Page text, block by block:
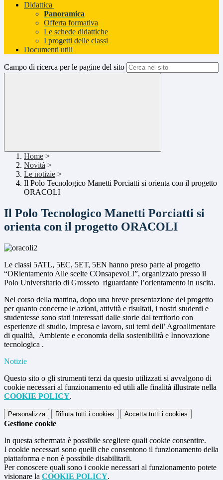
Didattica
Panoramica
Offerta formativa
Le schede didattiche
I progetti delle classi
Documenti utili
Campo di ricerca per le pagine del sito
Home >
Novità >
Le notizie >
Il Polo Tecnologico Manetti Porciatti si orienta con il progetto
ORACOLI
Il Polo Tecnologico Manetti Porciatti si
orienta con il progetto ORACOLI
Le classi 5ATL, 5EC, 5ET, 5EN hanno preso parte al progetto
“ORientamento Alle scelte COnsapevoLI”, organizzato presso il
Polo Universitario di Grosseto riguardante l’orientamento in uscita.
Nel corso della mattina, dopo una breve presentazione del progetto
per quanto concerne le azioni, attività e risultati, i nostri studenti e
studentesse sono stati interessati dalle storie dal territorio con
esperienze di studio, impresa e lavoro, sui temi dell’ Agroalimentare
di qualità, Ambiente e economia della sostenibilità e Innovazione
tecnologica .
Notizie
Questo sito o gli strumenti terzi da questo utilizzati si avvalgono di
cookie necessari al funzionamento ed utili alle finalità illustrate nella
COOKIE POLICY.
Personalizza Rifiuta tutti i cookies Accetta tutti i cookies
Gestione cookie
In questa schermata è possibile scegliere quali cookie consentire.
I cookie necessari sono quelli che consentono il funzionamento della
piattaforma e non è possibile disabilitarli.
Per conoscere quali sono i cookie necessari al funzionamento potete
visionare la COOKIE POLICY.